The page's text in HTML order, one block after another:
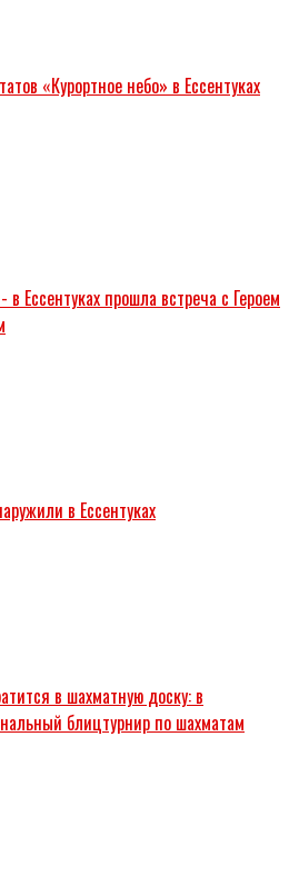
«Курортное небо» в Ессентуках
Ессентуках прошла встреча с Героем
в Ессентуках
в шахматную доску: в
блицтурнир по шахматам